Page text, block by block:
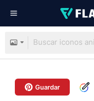
Guardar